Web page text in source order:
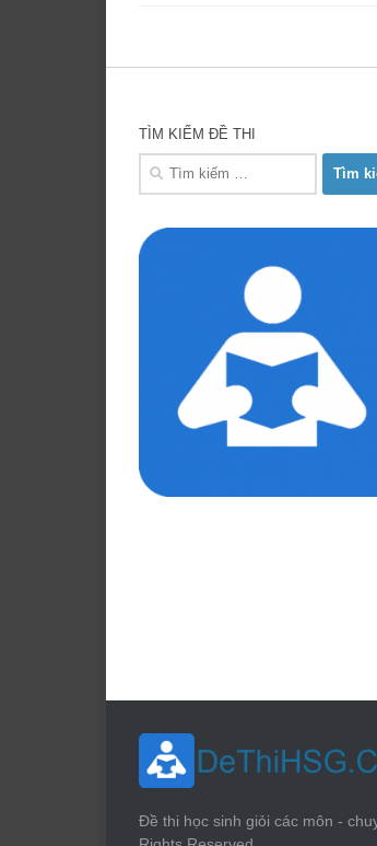
TÌM KIẾM ĐỀ THI
Tìm
Đề thi học sinh giỏi các môn -